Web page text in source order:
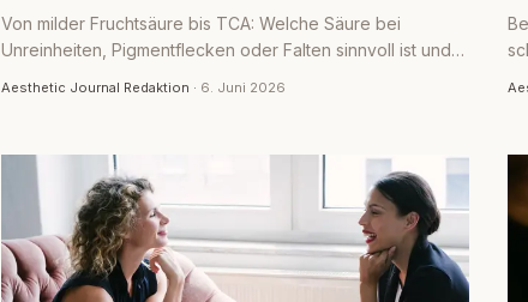
Von milder Fruchtsäure bis TCA: Welche Säure bei
Unreinheiten, Pigmentflecken oder Falten sinnvoll ist und
Aesthetic Journal Redaktion · 6. Juni 2026